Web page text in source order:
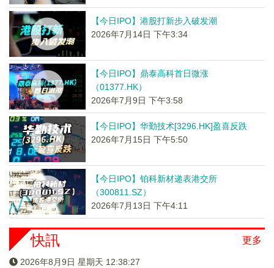
【今日IPO】港股打新步入破发潮
2026年7月14日 下午3:34
【今日IPO】鼎泰高科首日微涨
（01377.HK）
2026年7月9日 下午3:58
【今日IPO】华勤技术[3296.HK]盈喜反跌
2026年7月15日 下午5:50
【今日IPO】铂科新材递表港交所
（300811.SZ）
2026年7月13日 下午4:11
更多
快訊
2026年8月9日 星期天 12:38:27